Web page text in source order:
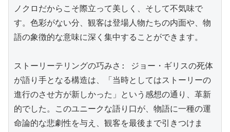
ノクロだからこそ際立って美しく、そして不気味で
す。色彩がない分、観客は登場人物たちの内面や、物
語の象徴的な意味に深く集中することができます。
ストーリーテリングの巧みさ: ジョー・ギリスの死体
が語り手となる構造は、「当時としてはストーリーの
進行のさせ方が新しかった」という感想の通り、革新
的でした。このユニークな語り口が、物語に一種の運
命論的な悲劇性を与え、観客を最後まで引きつけま